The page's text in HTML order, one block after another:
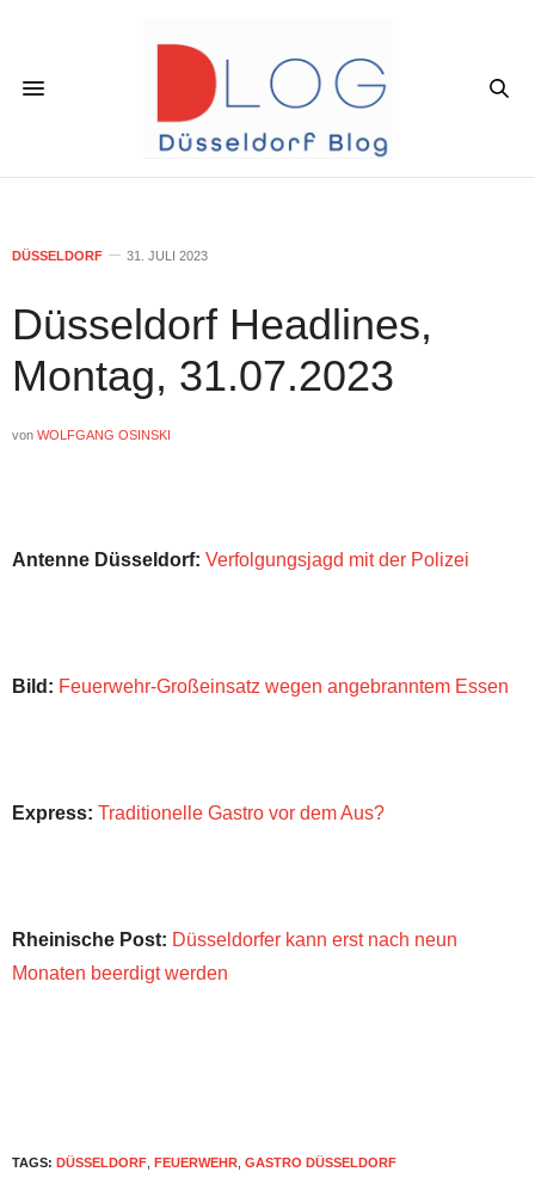
DÜSSELDORF 31. JULI 2023
Düsseldorf Headlines,
Montag, 31.07.2023
von WOLFGANG OSINSKI
Antenne Düsseldorf: Verfolgungsjagd mit der Polizei
Bild: Feuerwehr-Großeinsatz wegen angebranntem Essen
Express: Traditionelle Gastro vor dem Aus?
Rheinische Post: Düsseldorfer kann erst nach neun
Monaten beerdigt werden
TAGS: DÜSSELDORF FEUERWEHR GASTRO DÜSSELDORF